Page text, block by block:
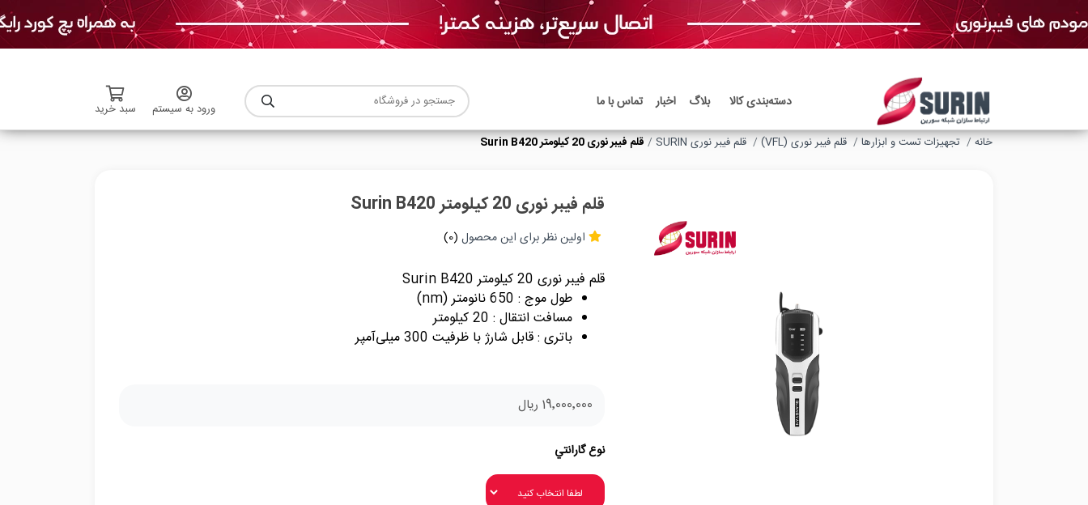
دسته‌بندی‌ کالا بلاگ اخبار تماس با ما ورود به سیستم
سبد خرید
خانه
تجهیزات تست و ابزارها قلم فیبر نوری (VFL) قلم فیبر نوری SURIN قلم فیبر نوری 20 کیلومتر Surin B420
قلم فیبر نوری 20 کیلومتر Surin B420
اولین نظر برای این محصول (0)
قلم فیبر نوری 20 کیلومتر Surin B420
طول موج : 650 نانومتر (nm)
مسافت انتقال : 20 کیلومتر
باتری : قابل شارژ با ظرفیت 300 میلی‌آمپر
19٬000٬000 ریال
نوع گارانتي